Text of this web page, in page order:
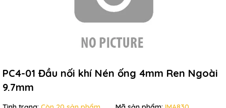
PC4-01 Đầu nối khí Nén ống 4mm Ren Ngoài
9.7mm